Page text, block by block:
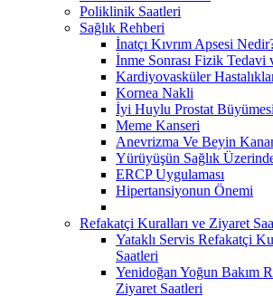
Poliklinik Saatleri
Sağlık Rehberi
İnatçı Kıvrım Apsesi
İnme Sonrası Fizik Tedavi
Kardiyovasküler
Kornea Nakli
İyi Huylu Prostat Büyümesi
Meme Kanseri
Anevrizma Ve Beyin
Yürüyüşün Sağlık
ERCP Uygulaması
Hipertansiyonun Önemi
Refakatçi Kuralları ve Ziyaret
Yataklı Servis Refakatçi
Saatleri
Yenidoğan Yoğun Bakım
Ziyaret Saatleri